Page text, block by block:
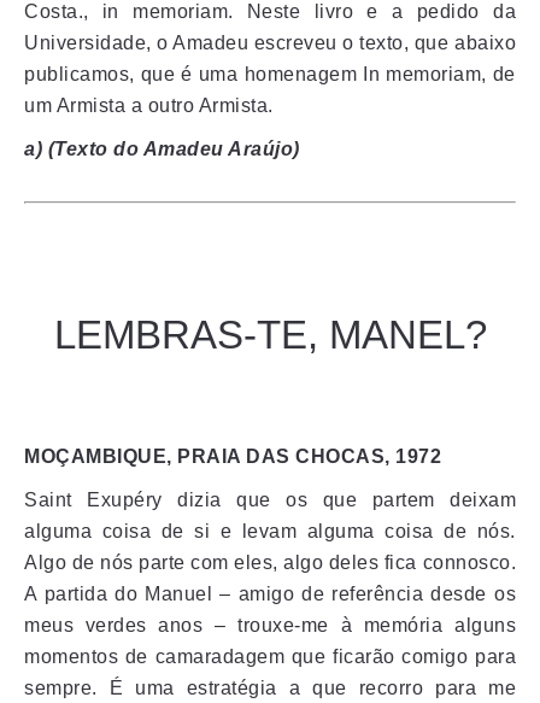
Costa., in memoriam. Neste livro e a pedido da
Universidade, o Amadeu escreveu o texto, que abaixo
publicamos, que é uma homenagem In memoriam, de
um Armista a outro Armista.
a) (Texto do Amadeu Araújo)
LEMBRAS-TE, MANEL?
MOÇAMBIQUE, PRAIA DAS CHOCAS, 1972
Saint Exupéry dizia que os que partem deixam
alguma coisa de si e levam alguma coisa de nós.
Algo de nós parte com eles, algo deles fica connosco.
A partida do Manuel – amigo de referência desde os
meus verdes anos – trouxe-me à memória alguns
momentos de camaradagem que ficarão comigo para
sempre. É uma estratégia a que recorro para me